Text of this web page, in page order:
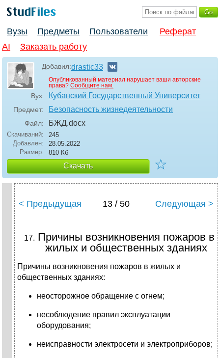
Вузы Предметы Пользователи
Реферат
AI
Заказать работу
Добавил:drastic33
Опубликованный материал нарушает ваши авторские
права? Сообщите нам.
Вуз: Кубанский Государственный Университет
Предмет: Безопасность жизнедеятельности
Файл: БЖД.docx
Скачиваний:
245
Добавлен:
28.05.2022
Размер:
810 Кб
Скачать ☆
< Предыдущая 13 / 50 Следующая >
Причины возникновения пожаров в
жилых и общественных зданиях
Причины возникновения пожаров в жилых и
общественных зданиях:
неосторожное обращение с огнем;
несоблюдение правил эксплуатации
оборудования;
неисправности электросети и электроприборов;